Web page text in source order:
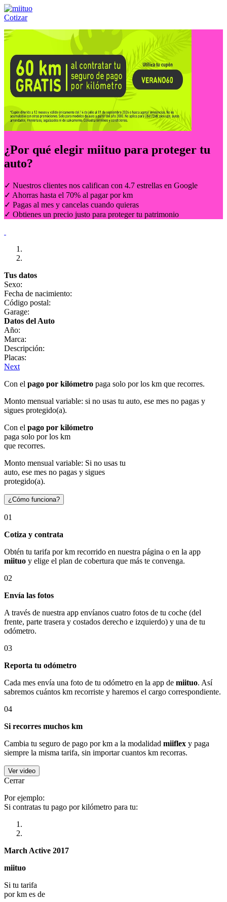
Cotizar
Llámanos al:(55) 84-21-05-00 ó
¿Por qué elegir miituo para proteger tu
auto?
✓ Nuestros clientes nos califican con 4.7 estrellas en Google
✓ Ahorras hasta el 70% al pagar por km
✓ Pagas al mes y cancelas cuando quieras
✓ Obtienes un precio justo para proteger tu patrimonio
Tus datos
Sexo:
Fecha de nacimiento:
Código postal:
Garage:
Datos del Auto
Año:
Marca:
Descripción:
Placas:
Next
Con el pago por kilómetro paga solo por los km que recorres.
Monto mensual variable: si no usas tu auto, ese mes no pagas y
sigues protegido(a).
Con el pago por kilómetro
paga solo por los km
que recorres.
Monto mensual variable: Si no usas tu
auto, ese mes no pagas y sigues
protegido(a).
¿Cómo funciona?
01
Cotiza y contrata
Obtén tu tarifa por km recorrido en nuestra página o en la app
miituo y elige el plan de cobertura que más te convenga.
02
Envía las fotos
A través de nuestra app envíanos cuatro fotos de tu coche (del
frente, parte trasera y costados derecho e izquierdo) y una de tu
odómetro.
03
Reporta tu odómetro
Cada mes envía una foto de tu odómetro en la app de miituo. Así
sabremos cuántos km recorriste y haremos el cargo correspondiente.
04
Si recorres muchos km
Cambia tu seguro de pago por km a la modalidad miiflex y paga
siempre la misma tarifa, sin importar cuantos km recorras.
Ver video
Cerrar
Por ejemplo:
Si contratas tu pago por kilómetro para tu:
March Active 2017
miituo
Si tu tarifa
por km es de